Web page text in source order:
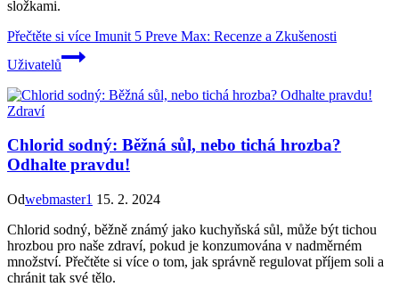
složkami.
Přečtěte si více Imunit 5 Preve Max: Recenze a Zkušenosti
Uživatelů
Zdraví
Chlorid sodný: Běžná sůl, nebo tichá hrozba?
Odhalte pravdu!
Odwebmaster1 15. 2. 2024
Chlorid sodný, běžně známý jako kuchyňská sůl, může být tichou
hrozbou pro naše zdraví, pokud je konzumována v nadměrném
množství. Přečtěte si více o tom, jak správně regulovat příjem soli a
chránit tak své tělo.